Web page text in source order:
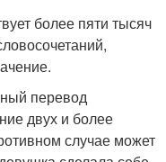
более пяти тысяч
перевод
двух и более
случае может